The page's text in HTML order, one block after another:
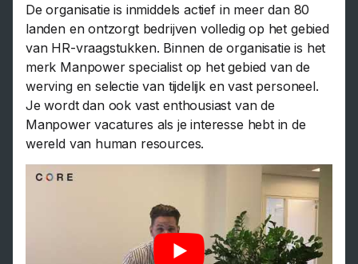
De organisatie is inmiddels actief in meer dan 80
landen en ontzorgt bedrijven volledig op het gebied
van HR-vraagstukken. Binnen de organisatie is het
merk Manpower specialist op het gebied van de
werving en selectie van tijdelijk en vast personeel.
Je wordt dan ook vast enthousiast van de
Manpower vacatures als je interesse hebt in de
wereld van human resources.